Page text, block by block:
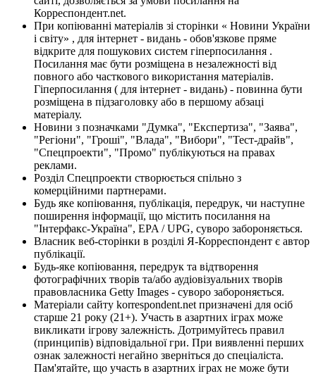
Корреспондент.net.
При копіюванні матеріалів зі сторінки « Новини України
і світу» , для інтернет - видань - обов'язкове пряме
відкрите для пошукових систем гіперпосилання .
Посилання має бути розміщена в незалежності від
повного або часткового використання матеріалів.
Гіперпосилання ( для інтернет - видань) - повинна бути
розміщена в підзаголовку або в першому абзаці
матеріалу.
Новини з позначками "Думка", "Експертиза", "Заява",
"Регіони", "Гроші", "Влада", "Вибори", "Тест-драйв",
"Спецпроекти", "Промо" публікуються на правах
реклами.
Розділ Спецпроекти створюється спільно з
комерційними партнерами.
Будь яке копіювання, публікація, передрук, чи наступне
поширення інформації, що містить посилання на
"Інтерфакс-Україна", EPA / UPG, суворо забороняється.
Власник веб-сторінки в розділі Я-Корреспондент є автор
публікації.
Будь-яке копіювання, передрук та відтворення
фотографічних творів та/або аудіовізуальних творів
правовласника Getty Images - суворо забороняється.
Матеріали сайту korrespondent.net призначені для осіб
старше 21 року (21+). Участь в азартних іграх може
викликати ігрову залежність. Дотримуйтесь правил
(принципів) відповідальної гри. При виявленні перших
ознак залежності негайно зверніться до спеціаліста.
Пам'ятайте, що участь в азартних іграх не може бути